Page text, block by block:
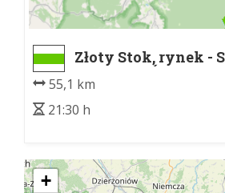
Złoty Stok, rynek -
PTTK "Na Śnieżniku"
55,1 km
21:30 h
+